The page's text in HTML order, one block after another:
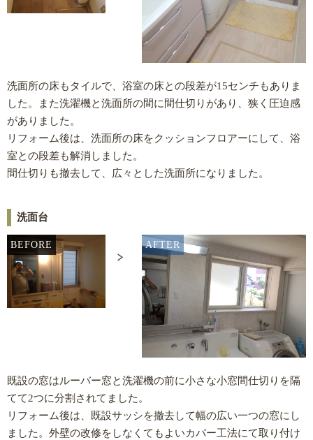
洗面所の床もタイルで、浴室の床との段差が15センチもありま
した。また洗濯機と洗面所の間に間仕切りがあり、狭く圧迫感
がありました。
リフォーム後は、洗面所の床をクッションフロアーにして、浴
室との段差も解消しました。
間仕切りも撤去して、広々とした洗面所になりました。
洗面台
BEFORE AFTER
既設の窓はルーバー窓と洗濯機の前に小さな小窓間仕切りを隔
てて2つに分割されてました。
リフォーム後は、既設サッシを撤去して幅の広い一つの窓にし
ました。外壁の改修をしなくてもよいカバー工法にて取り付け